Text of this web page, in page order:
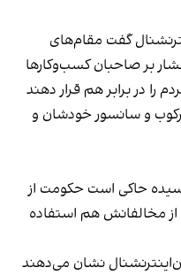
گفت مقام‌های
بر صاحبان کسب‌وکارها
را در برابر هم قرار دهند
و سانسور خودشان و
حاکی است حکومت از
مخالفانش هم استفاده
نشان می‌دهند